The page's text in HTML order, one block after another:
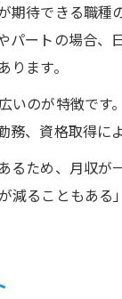
待できる職
ートの場合
ます。
のが特徴で
、資格取得に
ため、月収
減ることもあ